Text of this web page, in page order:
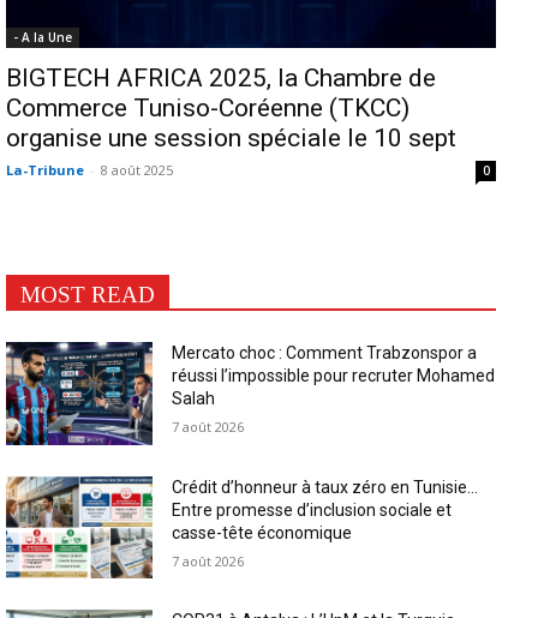
- A la Une
BIGTECH AFRICA 2025, la Chambre de
Commerce Tuniso-Coréenne (TKCC)
organise une session spéciale le 10 sept
La-Tribune - 8 août 2025 0
MOST READ
Mercato choc : Comment Trabzonspor a
réussi l’impossible pour recruter Mohamed
Salah
7 août 2026
Crédit d’honneur à taux zéro en Tunisie…
Entre promesse d’inclusion sociale et
casse-tête économique
7 août 2026